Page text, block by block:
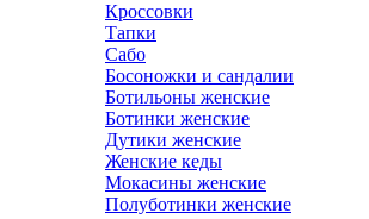
Кроссовки
Тапки
Сабо
Босоножки и сандалии
Ботильоны женские
Ботинки женские
Дутики женские
Женские кеды
Мокасины женские
Полуботинки женские